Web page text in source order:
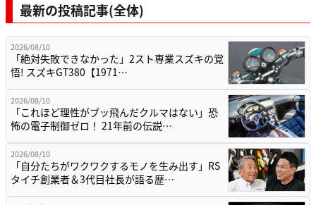
最新の投稿記事(全体)
2026/08/10
「絶対失敗できなかった」2スト専業スズキの覚
悟! スズキGT380【1971…
2026/08/10
「これほど理性がブッ飛んだクルマはない」恐
怖の電子制御ゼロ！ 21年前の伝説…
2026/08/10
「自分たちがワクワクするモノを生み出す」RS
タイチ創業者＆3代目社長が語る歴…